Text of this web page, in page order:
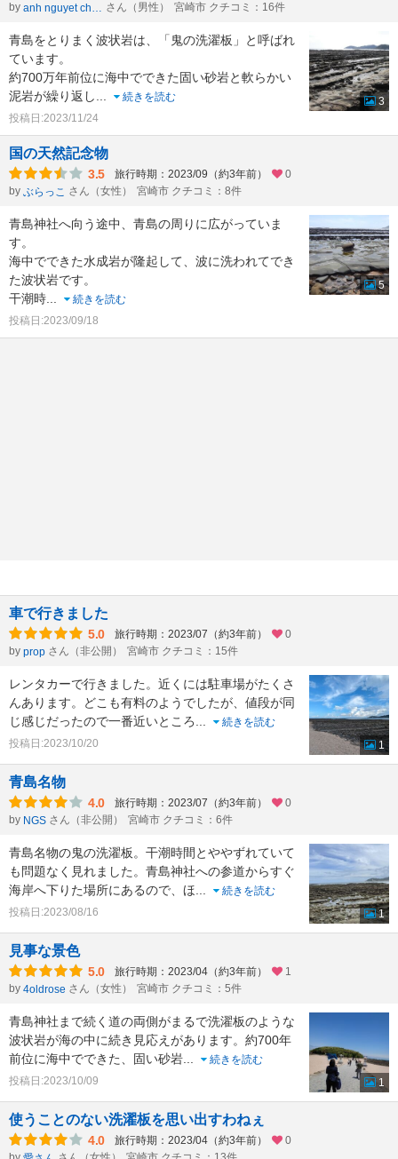
by
anh nguyet chan さん（男性） 宮崎市 クチコミ：16件
青島をとりまく波状岩は、「鬼の洗濯板」と呼ばれ
ています。
約700万年前位に海中でできた固い砂岩と軟らかい
泥岩が繰り返し
続きを読む
投稿日:2023/11/24
3
国の天然記念物
3.5 旅行時期：2023/09（約3年前）
0
by ぶらっこ さん（女性） 宮崎市 クチコミ：8件
青島神社へ向う途中、青島の周りに広がっていま
す。
海中でできた水成岩が隆起して、波に洗われてでき
た波状岩です。
干潮時
続きを読む
投稿日:2023/09/18
5
車で行きました
5.0 旅行時期：2023/07（約3年前）
0
by prop さん（非公開） 宮崎市 クチコミ：15件
レンタカーで行きました。近くには駐車場がたくさ
んあります。どこも有料のようでしたが、値段が同
じ感じだったので一番近いところ
続きを読む
投稿日:2023/10/20
1
青島名物
4.0 旅行時期：2023/07（約3年前）
0
by NGS さん（非公開） 宮崎市 クチコミ：6件
青島名物の鬼の洗濯板。干潮時間とややずれていて
も問題なく見れました。青島神社への参道からすぐ
海岸へ下りた場所にあるので、ほ
続きを読む
投稿日:2023/08/16
1
見事な景色
5.0 旅行時期：2023/04（約3年前）
1
by 4oldrose さん（女性） 宮崎市 クチコミ：5件
青島神社まで続く道の両側がまるで洗濯板のような
波状岩が海の中に続き見応えがあります。約700年
前位に海中でできた、固い砂岩
続きを読む
投稿日:2023/10/09
1
使うことのない洗濯板を思い出すわねぇ
4.0 旅行時期：2023/04（約3年前）
0